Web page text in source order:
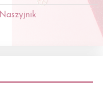
Naszyjnik